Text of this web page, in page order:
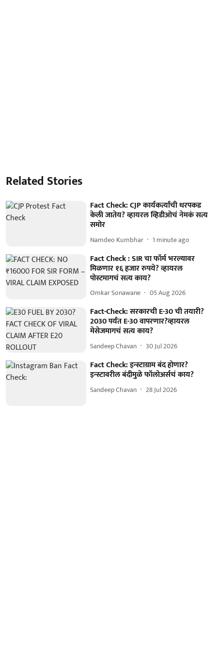
Related Stories
Fact Check: CJP कार्यकर्त्यांची धरपकड
केली जातेय? व्हायरल व्हिडीओचं नेमकं सत्य
समोर
Namdeo Kumbhar 1 minute ago
Fact Check : SIR चा फॉर्म भरल्यावर
मिळणार १६ हजार रुपये? व्हायरल
पोस्टमागचं सत्य काय?
Omkar Sonawane 05 Aug 2026
Fact-Check: सरकारची E-30 ची तयारी?
2030 पर्यंत E-30 वापरणार?व्हायरल
मेसेजमागचं सत्य काय?
Sandeep Chavan 30 Jul 2026
Fact Check: इन्स्टाग्राम बंद होणार?
इन्स्टावरील बंदीमुळे फॉलोअर्सचं काय?
Sandeep Chavan 28 Jul 2026